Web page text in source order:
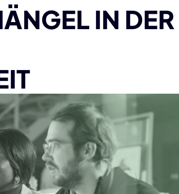
IN DER